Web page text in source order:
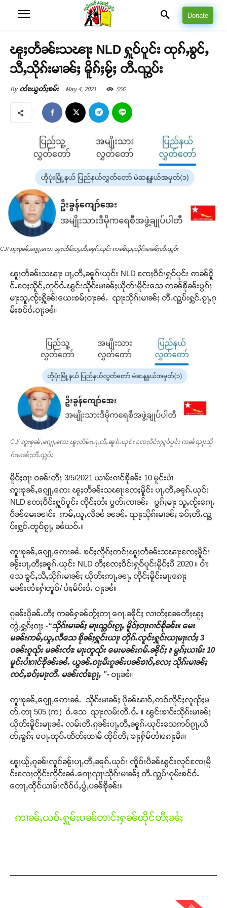
Donate
ၽူႈတႅၼ်းသၽႃး NLD ႁူဝ်ပူင်း ထုၵ်ႇၶွင်ႇ
သီႇသိုၵ်းမၢၼ်ႈ မိူၵ်ႈမႂ်ႈ တီႉၺွပ်း
By ၸၢႆးယွတ်ႈၶမ်း May 4, 2021 556
CJ/ ဢူးၶုၼ်ႇၵျေႃႇဢေး ၽူႈတႅမ်းပႃႇတီႇၼူၵ်ႉယုင်း ဢၼ်ၺႃးသိုၵ်းမၢၼ်ႈတီႉၺွပ်း
ၽူႈတႅၼ်းသၽႃး ပႃႇတီႇၼူၵ်းယုင်း NLD ၸႄႈဝဵင်းႁူဝ်ပူင်း ဢၼ်ငိူ
င်ႉဝႄႈသိူင်ႇတူဝ်ဝႆႉၽွင်းသိုၵ်းမၢၼ်ႈယိုတ်းမိူင်းသေ ဢၼ်ၶိုၼ်းပွၵ်ႈ
မႃးသူႇၸႂ်းႁိူၼ်းယေးၶမ်ႈဝႃးၼႆႉ ၺႃးသိုၵ်းမၢၼ်ႈ တီႉၺွပ်းႁွင်ႉၵႂႃႇၵု
မ်းၶင်ဝႆႉဝႃႈၼႆ။
CJ/ ဢူးၶုၼ်ႇၵျေႃႇဢေး ၽူႈတႅမ်းပႃႇတီႇၼူၵ်ႉယုင်း ၸႄႈဝဵင်းႁူဝ်ပူင်း ဢၼ်ၺႃးသို
ၵ်းမၢၼ်ႈတီႉၺွပ်း
မိူဝ်ႈဝႃး ဝၼ်းတီႈ 3/5/2021 ယၢမ်းၵၢင်ၶိုၼ်း 10 မူင်းပၢႆ
ဢူးၶုၼ်ႇၵျေႃႇဢေး ၽူႈတႅၼ်းသၽႃးၸႄႈမိူင်း ပႃႇတီႇၼူၵ်ႉယုင်း
NLD ၸႄႈဝဵင်းႁူဝ်ပူင်း ၸိုင်ႈတႆး ပွတ်းၸၢၼ်း ပွၵ်ႈမႃး သူႇၸႂ်းၵေႃႉ
ပဵၼ်မေးၼၢင်း ဢမ်ႇယူႇလီၼႆ ၼၼ်ႉ ၺႃးသိုၵ်းမၢၼ်ႈ ၶဝ်ႈတီႉၺွ
ပ်းႁွင်ႉတူဝ်ၵႂႃႇ ၼႆယဝ်ႉ။
ဢူးၶုၼ်ႇၵျေႃႇဢေးၼႆႉ ၶဝ်ႈလိူၵ်ႈတင်ႈၽူႈတႅၼ်းသၽႃးၸႄႈမိူင်း
ၼႂ်းပႃႇတီႈၼူၵ်ႉယုင်း NLD တီႈၸႄႈဝဵင်းႁူဝ်ပူင်းမိူဝ်ႈပီ 2020 ။ ဝၢႆး
သေ ၶွင်ႇသီႇသိုၵ်းမၢၼ်ႈ ယိုတ်းဢႃႇၼႃႇ ၸိုင်ႈမိူင်းမႃးၵေႃႈ
မၼ်းၸၢႆးႁၢႆတူဝ်/ ပၢႆႈမႅပ်းဝႆႉ ဝႃႈၼႆ။
ၵူၼ်းပိုၼ်ႉတီႈ ဢၼ်ႁၼ်တႂ်ႈတႃ ၵေႃႉၼိုင်ႈ လၢတ်ႈၼႄတီႈၽူႈ
တွႆႇႁွၵ်ႈဝႃႈ -“သိုၵ်းမၢၼ်ႈ မႃးၺွပ်းၵႂႃႇ မိူဝ်ႈဝႃးၵၢင်ၶိုၼ်း။ မေး
မၼ်းဢမ်ႇယူႇလီသေ ၶိုၼ်ႈႁူင်းယႃ၊ တိုၵ်ႉလူင်းႁူင်းယႃမႃးလႆႈ 3
ဝၼ်းၵူၺ်း မၼ်းၸၢႆး မႃးတူၺ်း မေးမၼ်းၵမ်ႉၼိုင်ႈ ။ မွၵ်ႈယၢမ်း 10
မူင်းပၢႆၵၢင်ၶိုၼ်းၼႆႉ ယွၼ်ႉဝႃႈမီးၵူၼ်းပၼ်ၶၢဝ်ႇလႄႈ သိုၵ်းမၢၼ်ႈ
ၸင်ႇၶဝ်ႈမႃးတီႉ မၼ်းၸၢႆးၵႂႃႇ ”- ဝႃႈၼႆ။
ဢူးၶုၼ်ႇၵျေႃႇဢေးၼႆႉ သိုၵ်းမၢၼ်ႈ ပိုၼ်ၽၢဝ်ႇဢဝ်လိူင်ႈလူၺ်ႈမ
တ်ႉတႃ 505 (က) ဝႆႉသေ ၺႃးလမ်းတီႉဝႆႉ ။ ၽွင်းၶၢဝ်းသိုၵ်းမၢၼ်ႈ
ယိုတ်းမိူင်းမႃးၼႆႉ လမ်းတီႉၵူၼ်းပႃႇတီႇၼူၵ်ႉယုင်းသေဢဝ်ၵႂႃႇယဵ
တ်ႈၶွၵ်ႈ ပေႃႉထုပ်ႉထဵတ်ႈထၢမ် ထိုင်တီႈ ၶႃႈႁႅမ်တၢႆၵေႃႈမီး။
ၽူႈယႂ်ႇၵူၼ်းလူင်ၼႂ်းပႃႇတီႇၼူၵ်ႉယုင်း ၸိူဝ်းပဵၼ်ၽွင်းလူင်ၸႄႈမိူ
င်းလႄႈတိူင်းၸိူဝ်းၼႆႉၵေႃႈၺႃးသိုၵ်းမၢၼ်ႈ တီႉၺွပ်းၵုမ်းၶင်ဝႆႉ
တေႃႇထိုင်ယၢမ်းလဵဝ်ပႆႇပွႆႇပၼ်ၶိုၼ်း။
ဢၢၼ်ႇယဝ်ႉႁူမ်ႈပၼ်တၢင်းႁၼ်ထိုင်တီႈၼႆႈ